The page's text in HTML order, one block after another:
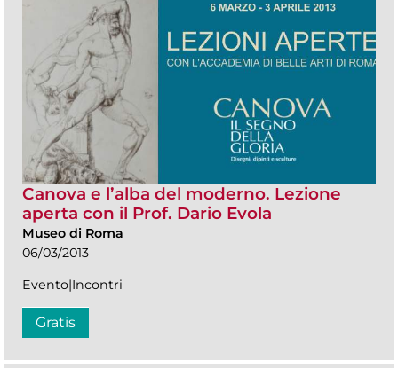
Canova e l’alba del moderno. Lezione
aperta con il Prof. Dario Evola
Museo di Roma
06/03/2013
Evento|Incontri
Gratis